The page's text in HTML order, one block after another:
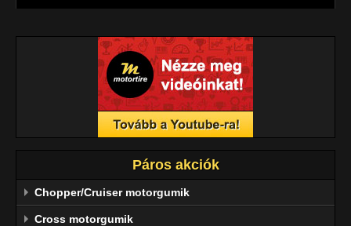
Páros akciók
Chopper/Cruiser motorgumik
Cross motorgumik